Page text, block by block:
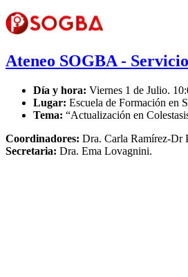
Ateneo SOGBA -
Día y hora: Viernes 1 de Julio.
Lugar: Escuela de Formación en
Tema: “Actualización en
Coordinadores: Dra. Carla Ramírez-Dr
Secretaria: Dra. Ema Lovagnini.